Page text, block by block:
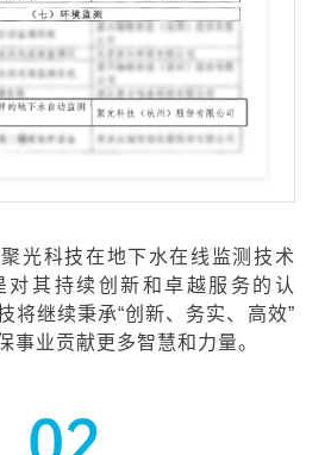
光科技在地下水在线监测技术
对其持续创新和卓越服务的认
将继续秉承“创新、务实、高效”
事业贡献更多智慧和力量。